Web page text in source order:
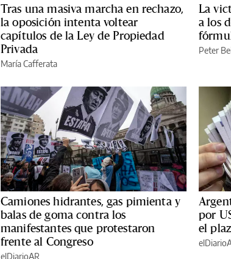
Tras una masiva marcha en rechazo,
la oposición intenta voltear
capítulos de la Ley de Propiedad
Privada
María Cafferata
La
a los
Peter
Camiones hidrantes, gas pimienta y
balas de goma contra los
manifestantes que protestaron
frente al Congreso
elDiarioAR
por
el